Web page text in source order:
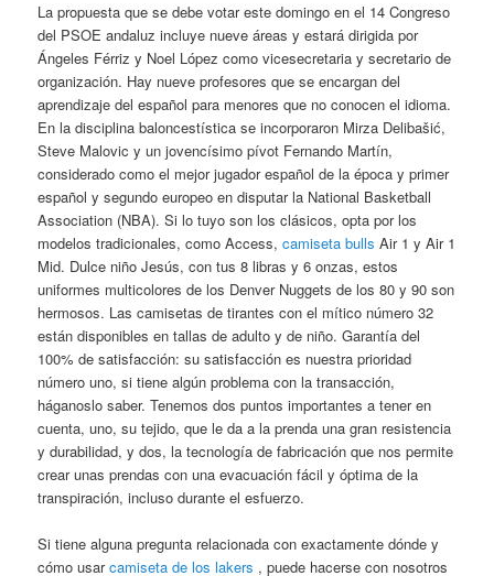
La propuesta que se debe votar este domingo en el 14 Congreso
del PSOE andaluz incluye nueve áreas y estará dirigida por
Ángeles Férriz y Noel López como vicesecretaria y secretario de
organización. Hay nueve profesores que se encargan del
aprendizaje del español para menores que no conocen el idioma.
En la disciplina baloncestística se incorporaron Mirza Delibašić,
Steve Malovic y un jovencísimo pívot Fernando Martín,
considerado como el mejor jugador español de la época y primer
español y segundo europeo en disputar la National Basketball
Association (NBA). Si lo tuyo son los clásicos, opta por los
modelos tradicionales, como Access,camiseta bulls Air 1 y Air 1
Mid. Dulce niño Jesús, con tus 8 libras y 6 onzas, estos
uniformes multicolores de los Denver Nuggets de los 80 y 90 son
hermosos. Las camisetas de tirantes con el mítico número 32
están disponibles en tallas de adulto y de niño. Garantía del
100% de satisfacción: su satisfacción es nuestra prioridad
número uno, si tiene algún problema con la transacción,
háganoslo saber. Tenemos dos puntos importantes a tener en
cuenta, uno, su tejido, que le da a la prenda una gran resistencia
y durabilidad, y dos, la tecnología de fabricación que nos permite
crear unas prendas con una evacuación fácil y óptima de la
transpiración, incluso durante el esfuerzo.
Si tiene alguna pregunta relacionada con exactamente dónde y
cómo usarcamiseta de los lakers , puede hacerse con nosotros